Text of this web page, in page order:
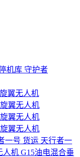
守护者
翼无人机
翼无人机
翼无人机
翼无人机
天行者一
G15油电混合垂